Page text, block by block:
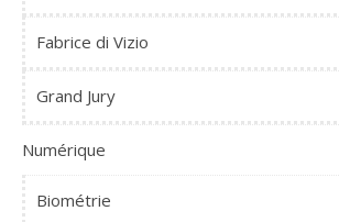
Fabrice di Vizio
Grand Jury
Numérique
Biométrie